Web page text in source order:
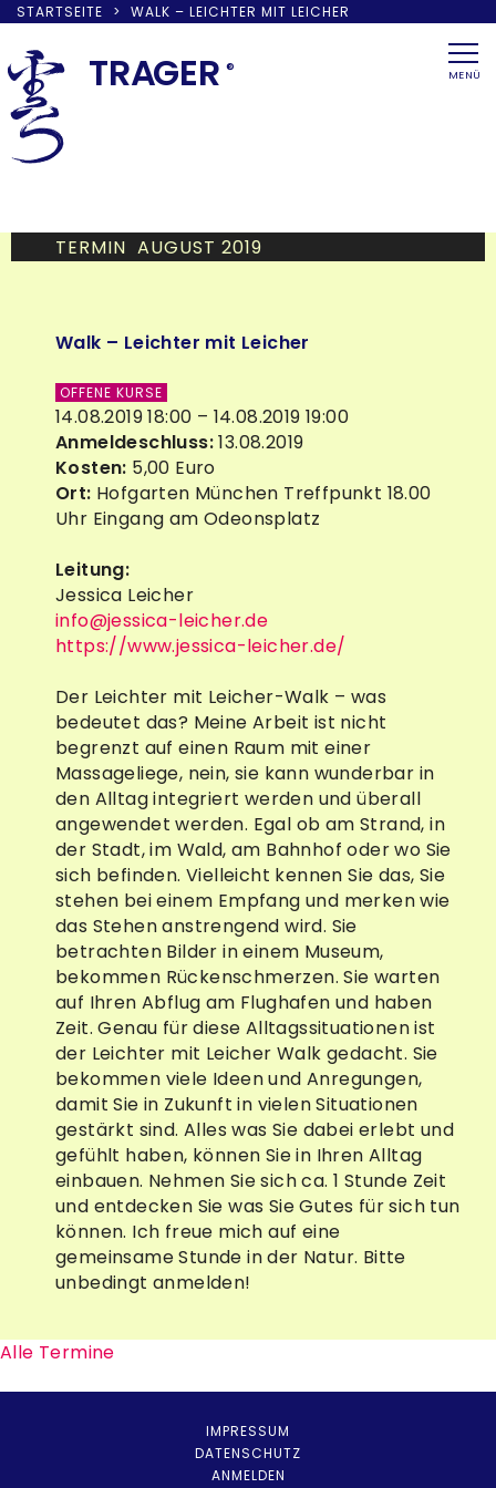
STARTSEITE > WALK – LEICHTER MIT LEICHER
to
content
TRAGER ® MENÜ
TERMIN AUGUST 2019
Walk – Leichter mit Leicher
OFFENE KURSE
14.08.2019 18:00 – 14.08.2019 19:00
Anmeldeschluss:13.08.2019
Kosten: 5,00 Euro
Ort: Hofgarten München Treffpunkt 18.00
Uhr Eingang am Odeonsplatz
Leitung:
Jessica Leicher
info@jessica-leicher.de
https://www.jessica-leicher.de/
Der Leichter mit Leicher-Walk – was
bedeutet das? Meine Arbeit ist nicht
begrenzt auf einen Raum mit einer
Massageliege, nein, sie kann wunderbar in
den Alltag integriert werden und überall
angewendet werden. Egal ob am Strand, in
der Stadt, im Wald, am Bahnhof oder wo Sie
sich befinden. Vielleicht kennen Sie das, Sie
stehen bei einem Empfang und merken wie
das Stehen anstrengend wird. Sie
betrachten Bilder in einem Museum,
bekommen Rückenschmerzen. Sie warten
auf Ihren Abflug am Flughafen und haben
Zeit. Genau für diese Alltagssituationen ist
der Leichter mit Leicher Walk gedacht. Sie
bekommen viele Ideen und Anregungen,
damit Sie in Zukunft in vielen Situationen
gestärkt sind. Alles was Sie dabei erlebt und
gefühlt haben, können Sie in Ihren Alltag
einbauen. Nehmen Sie sich ca. 1 Stunde Zeit
und entdecken Sie was Sie Gutes für sich tun
können. Ich freue mich auf eine
gemeinsame Stunde in der Natur. Bitte
unbedingt anmelden!
Alle Termine
IMPRESSUM
DATENSCHUTZ
ANMELDEN